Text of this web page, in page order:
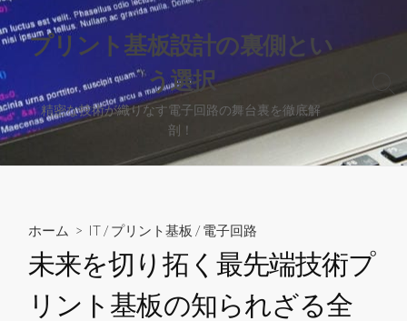
コ
ン
ン
ツ
へ
ス
キ
プリント基板設計の裏側とい
う選択
精密な技術が織りなす電子回路の舞台裏を徹底解
剖！
検
索
切
り
替
ホーム > IT /プリント基板 /電子回路
未来を切り拓く最先端技術プ
リント基板の知られざる全